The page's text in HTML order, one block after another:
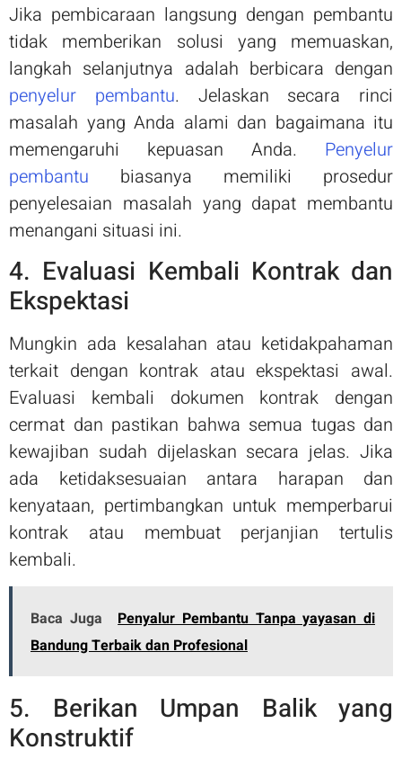
Jika pembicaraan langsung dengan pembantu
tidak memberikan solusi yang memuaskan,
langkah selanjutnya adalah berbicara dengan
penyelur pembantu. Jelaskan secara rinci
masalah yang Anda alami dan bagaimana itu
memengaruhi kepuasan Anda. Penyelur
pembantu biasanya memiliki prosedur
penyelesaian masalah yang dapat membantu
menangani situasi ini.
4. Evaluasi Kembali Kontrak dan
Ekspektasi
Mungkin ada kesalahan atau ketidakpahaman
terkait dengan kontrak atau ekspektasi awal.
Evaluasi kembali dokumen kontrak dengan
cermat dan pastikan bahwa semua tugas dan
kewajiban sudah dijelaskan secara jelas. Jika
ada ketidaksesuaian antara harapan dan
kenyataan, pertimbangkan untuk memperbarui
kontrak atau membuat perjanjian tertulis
kembali.
Baca Juga
Penyalur Pembantu Tanpa yayasan di
Bandung Terbaik dan Profesional
5. Berikan Umpan Balik yang
Konstruktif